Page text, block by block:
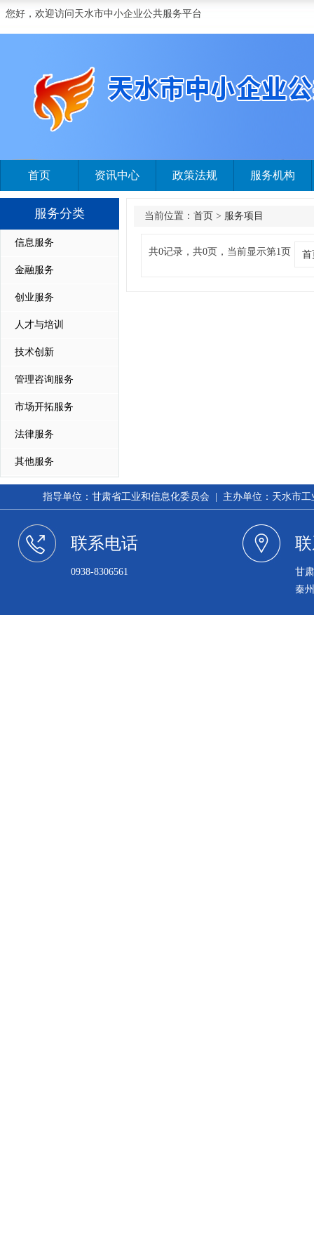
您好，欢迎访问天水市中小企业公共服务平台
首页 资讯中心 政策法规 服务机构
服务分类
信息服务
金融服务
创业服务
人才与培训
技术创新
管理咨询服务
市场开拓服务
法律服务
其他服务
当前位置： 首页 > 服务项目
共0记录，共0页，当前显示第1页 首
指导单位：甘肃省工业和信息化委员会 | 主办单位：天水市
联系电话
0938-8306561
甘
秦